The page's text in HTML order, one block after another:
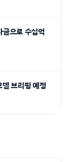
으로 수십억
브리핑 예정